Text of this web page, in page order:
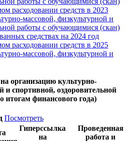
расходовании средств в 2023
массовой, физкультурной и
работы с обучающимися (скан)
средствах на 2024 год
расходовании средств в 2025
массовой, физкультурной и
организацию культурно-
и спортивной, оздоровительной
итогам финансового года)
Посмотреть
Гиперссылка
на
Проведенная
работа и